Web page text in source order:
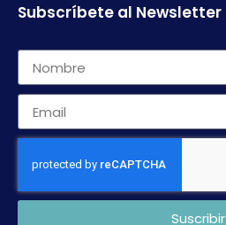
Subscríbete al Newsletter
Suscribir